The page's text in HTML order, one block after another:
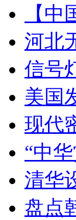
【
河北
信号
美国
现代
“中
清华
盘点